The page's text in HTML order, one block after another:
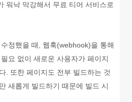
워낙 막강해서 무료 티어 서비스로
정했을 때, 웹훅(webhook)을 통해
요 없이 새로운 사용자가 페이지
. 또한 페이지도 전부 빌드하는 것
새롭게 빌드하기 때문에 빌드 시